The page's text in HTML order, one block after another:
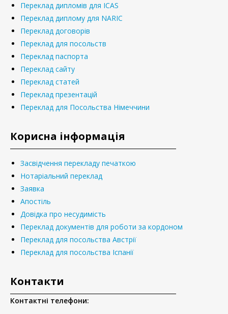
Переклад дипломів для ICAS
Переклад диплому для NARIC
Переклад договорів
Переклад для посольств
Переклад паспорта
Переклад сайту
Переклад статей
Переклад презентацій
Переклад для Посольства Німеччини
Корисна інформація
Засвідчення перекладу печаткою
Нотаріальний переклад
Заявка
Апостіль
Довідка про несудимість
Переклад документів для роботи за кордоном
Переклад для посольства Австрії
Переклад для посольства Іспанії
Контакти
Контактні телефони: